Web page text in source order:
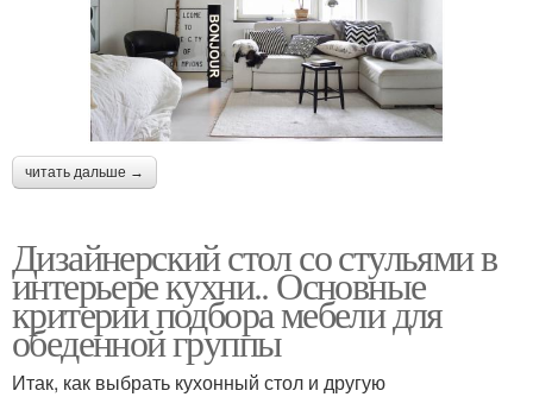
читать дальше →
Дизайнерский стол со стульями в
интерьере кухни.. Основные
критерии подбора мебели для
обеденной группы
Итак, как выбрать кухонный стол и другую